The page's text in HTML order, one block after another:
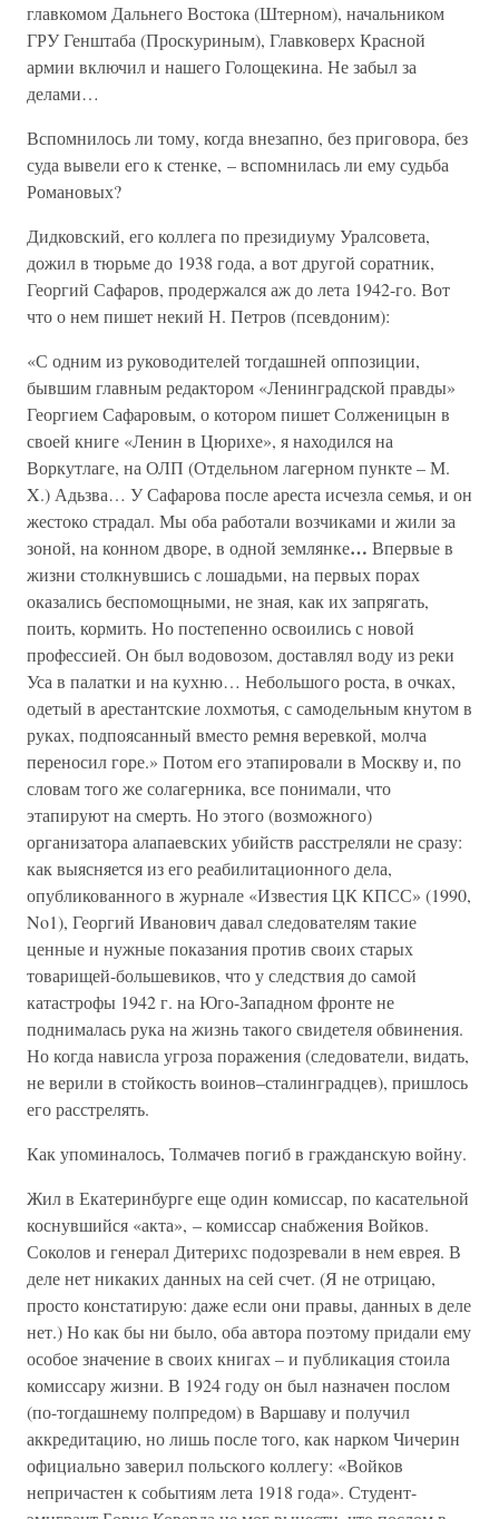
главкомом Дальнего Востока (Штерном), начальником
ГРУ Генштаба (Проскуриным), Главковерх Красной
армии включил и нашего Голощекина. Не забыл за
делами…
Вспомнилось ли тому, когда внезапно, без приговора, без
суда вывели его к стенке, – вспомнилась ли ему судьба
Романовых?
Дидковский, его коллега по президиуму Уралсовета,
дожил в тюрьме до 1938 года, а вот другой соратник,
Георгий Сафаров, продержался аж до лета 1942-го. Вот
что о нем пишет некий Н. Петров (псевдоним):
«С одним из руководителей тогдашней оппозиции,
бывшим главным редактором «Ленинградской правды»
Георгием Сафаровым, о котором пишет Солженицын в
своей книге «Ленин в Цюрихе», я находился на
Воркутлаге, на ОЛП (Отдельном лагерном пункте – М.
X.) Адьзва… У Сафарова после ареста исчезла семья, и он
жестоко страдал. Мы оба работали возчиками и жили за
зоной, на конном дворе, в одной землянке… Впервые в
жизни столкнувшись с лошадьми, на первых порах
оказались беспомощными, не зная, как их запрягать,
поить, кормить. Но постепенно освоились с новой
профессией. Он был водовозом, доставлял воду из реки
Уса в палатки и на кухню… Небольшого роста, в очках,
одетый в арестантские лохмотья, с самодельным кнутом в
руках, подпоясанный вместо ремня веревкой, молча
переносил горе.» Потом его этапировали в Москву и, по
словам того же солагерника, все понимали, что
этапируют на смерть. Но этого (возможного)
организатора алапаевских убийств расстреляли не сразу:
как выясняется из его реабилитационного дела,
опубликованного в журнале «Известия ЦК КПСС» (1990,
No1), Георгий Иванович давал следователям такие
ценные и нужные показания против своих старых
товарищей-большевиков, что у следствия до самой
катастрофы 1942 г. на Юго-Западном фронте не
поднималась рука на жизнь такого свидетеля обвинения.
Но когда нависла угроза поражения (следователи, видать,
не верили в стойкость воинов–сталинградцев), пришлось
его расстрелять.
Как упоминалось, Толмачев погиб в гражданскую войну.
Жил в Екатеринбурге еще один комиссар, по касательной
коснувшийся «акта», – комиссар снабжения Войков.
Соколов и генерал Дитерихс подозревали в нем еврея. В
деле нет никаких данных на сей счет. (Я не отрицаю,
просто констатирую: даже если они правы, данных в деле
нет.) Но как бы ни было, оба автора поэтому придали ему
особое значение в своих книгах – и публикация стоила
комиссару жизни. В 1924 году он был назначен послом
(по-тогдашнему полпредом) в Варшаву и получил
аккредитацию, но лишь после того, как нарком Чичерин
официально заверил польского коллегу: «Войков
непричастен к событиям лета 1918 года». Студент-